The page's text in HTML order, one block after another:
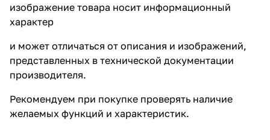
изображение товара носит информационный
характер
и может отличаться от описания и изображений,
представленных в технической документации
производителя.
Рекомендуем при покупке проверять наличие
желаемых функций и характеристик.